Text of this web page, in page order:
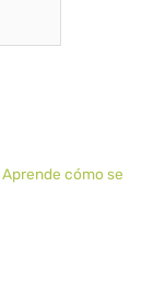
Aprende cómo se